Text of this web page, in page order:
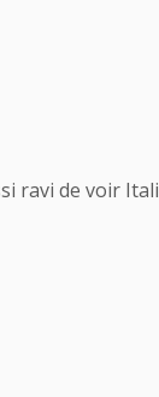
ravi de voir